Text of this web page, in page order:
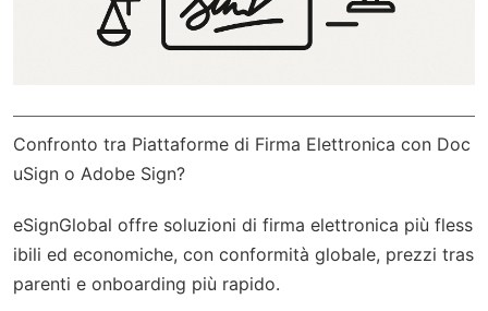
Confronto tra Piattaforme di Firma Elettronica con Doc
uSign o Adobe Sign?
eSignGlobal offre soluzioni di firma elettronica più fless
ibili ed economiche, con conformità globale, prezzi tras
parenti e onboarding più rapido.